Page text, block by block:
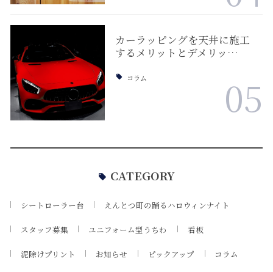
カーラッピングを天井に施工
するメリットとデメリッ…
コラム 05
CATEGORY
シートローラー台 えんとつ町の踊るハロウィンナイト
スタッフ募集 ユニフォーム型うちわ 看板
泥除けプリント お知らせ ピックアップ コラム